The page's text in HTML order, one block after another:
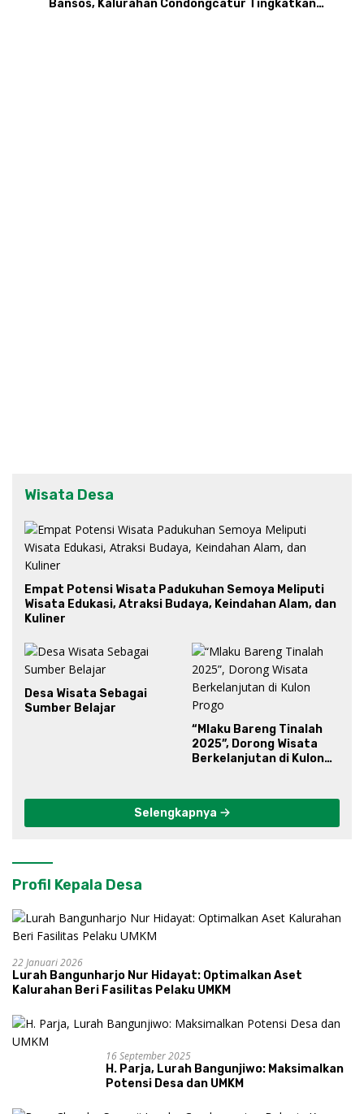
Bansos, Kalurahan Condongcatur Tingkatkan
Wisata Desa
Empat Potensi Wisata Padukuhan Semoya Meliputi
Wisata Edukasi, Atraksi Budaya, Keindahan Alam, dan
Kuliner
Desa Wisata Sebagai
Sumber Belajar
“Mlaku Bareng Tinalah
2025”, Dorong Wisata
Berkelanjutan di Kulon
Selengkapnya
Profil Kepala Desa
22 Januari 2026
Lurah Bangunharjo Nur Hidayat: Optimalkan Aset
Kalurahan Beri Fasilitas Pelaku UMKM
16 September 2025
H. Parja, Lurah Bangunjiwo: Maksimalkan
Potensi Desa dan UMKM